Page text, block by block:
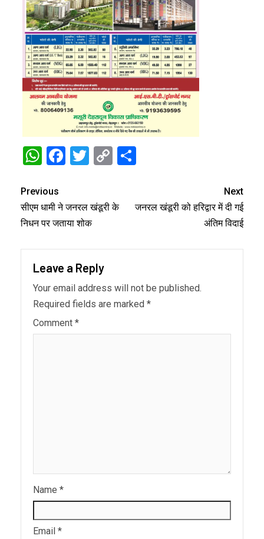
WhatsApp
Facebook
Twitter
Copy
Previous
सीएम धामी ने जनरल खंडूरी के
निधन पर जताया शोक
Next
जनरल खंडूरी को हरिद्वार में दी गई
अंतिम विदाई
Leave a Reply
Your email address will not be published.
Required fields are marked *
Comment *
Name *
Email *